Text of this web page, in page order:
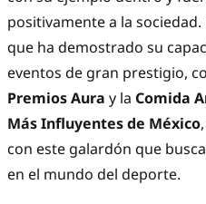
positivamente a la
que ha demostrado su
eventos de gran prestigio,
Premios Aura y la Comida
Más Influyentes de México
con este galardón que
en el mundo del deporte.